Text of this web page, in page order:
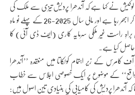
نارا لوکیش نے کہا ہے کہ آندھرا پردیش تیزی سے ملک کی
اہم ترین سرمایہ کاری منزل بن کر ابھر رہا ہے اور مالی سال 2025-26 کے پہلے نو ماہ
راست غیر ملکی سرمایہ کاری (ایف ڈی آئی) کا
کے زیر اہتمام کولکاتا میں منعقدہ ’’آندھرا
کے موضوع پر ایک خصوصی اجلاس سے خطاب
پردیش کی کامیابی کی بنیادی تین اصول ہیں: